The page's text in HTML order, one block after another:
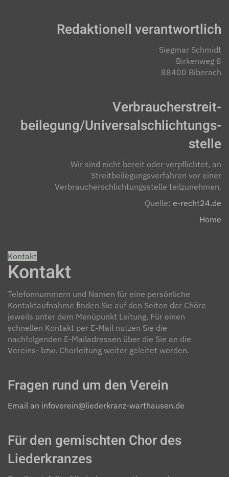
Redaktionell verantwortlich
Siegmar Schmidt
Birkenweg 8
88400 Biberach
Verbraucher­streit­
beilegung/Universal­schlichtungs­
stelle
Wir sind nicht bereit oder verpflichtet, an
Streitbeilegungsverfahren vor einer
Verbraucherschlichtungsstelle teilzunehmen.
Quelle: e-recht24.de
Home
Kontakt
Kontakt
Telefonnummern und Namen für eine persönliche
Kontaktaufnahme finden Sie auf den Seiten der Chöre
jeweils unter dem Menüpunkt Leitung. Für einen
schnellen Kontakt per E-Mail nutzen Sie die
nachfolgenden E-Mailadressen über die Sie an die
Vereins- bzw. Chorleitung weiter geleitet werden.
Fragen rund um den Verein
Email an infoverein@liederkranz-warthausen.de
Für den gemischten Chor des
Liederkranzes